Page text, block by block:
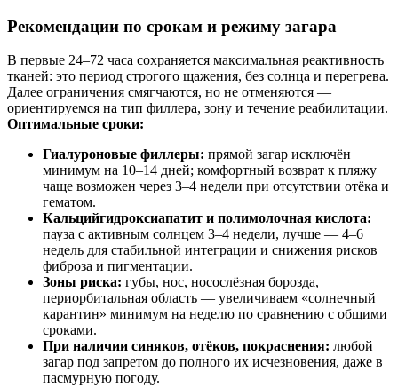
Рекомендации по срокам и режиму загара
В первые 24–72 часа сохраняется максимальная реактивность
тканей: это период строгого щажения, без солнца и перегрева.
Далее ограничения смягчаются, но не отменяются —
ориентируемся на тип филлера, зону и течение реабилитации.
Оптимальные сроки:
Гиалуроновые филлеры: прямой загар исключён
минимум на 10–14 дней; комфортный возврат к пляжу
чаще возможен через 3–4 недели при отсутствии отёка и
гематом.
Кальцийгидроксиапатит и полимолочная кислота:
пауза с активным солнцем 3–4 недели, лучше — 4–6
недель для стабильной интеграции и снижения рисков
фиброза и пигментации.
Зоны риска: губы, нос, носослёзная борозда,
периорбитальная область — увеличиваем «солнечный
карантин» минимум на неделю по сравнению с общими
сроками.
При наличии синяков, отёков, покраснения: любой
загар под запретом до полного их исчезновения, даже в
пасмурную погоду.